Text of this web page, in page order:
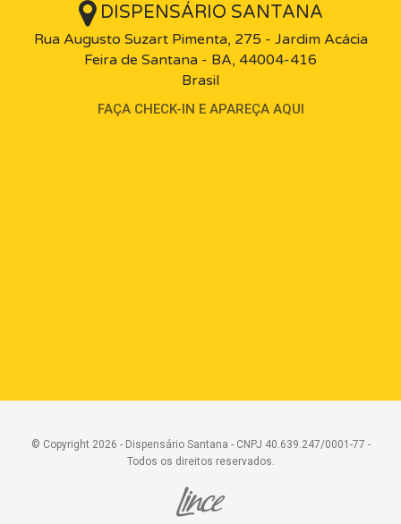
DISPENSÁRIO SANTANA
Rua Augusto Suzart Pimenta, 275 - Jardim Acácia
Feira de Santana - BA, 44004-416
Brasil
FAÇA CHECK-IN E APAREÇA AQUI
© Copyright 2026 - Dispensário Santana - CNPJ 40.639.247/0001-77 -
Todos os direitos reservados.